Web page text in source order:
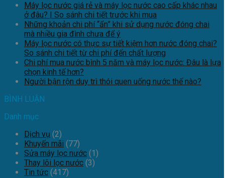
Máy lọc nước giá rẻ và máy lọc nước cao cấp khác nhau
ở đâu? | So sánh chi tiết trước khi mua
Những khoản chi phí “ẩn” khi sử dụng nước đóng chai
mà nhiều gia đình chưa để ý
Máy lọc nước có thực sự tiết kiệm hơn nước đóng chai?
So sánh chi tiết từ chi phí đến chất lượng
Chi phí mua nước bình 5 năm và máy lọc nước: Đâu là lựa
chọn kinh tế hơn?
Người bận rộn duy trì thói quen uống nước thế nào?
BÌNH LUẬN
Danh mục
Dịch vụ (2)
Khuyến mãi (77)
Sửa máy lọc nước (1)
Thay lõi lọc nước (3)
Tin tức (417)